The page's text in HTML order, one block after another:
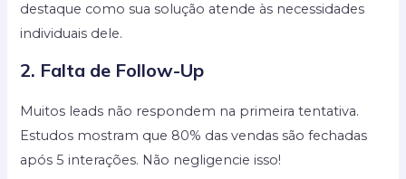
destaque como sua solução atende às necessidades
individuais dele.
2. Falta de Follow-Up
Muitos leads não respondem na primeira tentativa.
Estudos mostram que 80% das vendas são fechadas
após 5 interações. Não negligencie isso!